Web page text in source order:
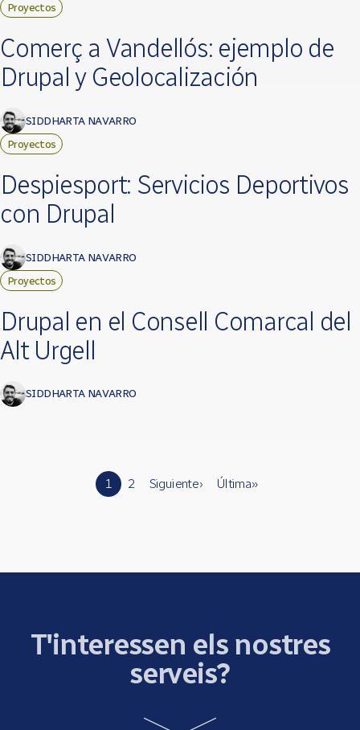
Proyectos
Comerç a Vandellós: ejemplo de
Drupal y Geolocalización
SIDDHARTA NAVARRO
Proyectos
Despiesport: Servicios Deportivos
con Drupal
SIDDHARTA NAVARRO
Proyectos
Drupal en el Consell Comarcal del
Alt Urgell
SIDDHARTA NAVARRO
1 2 Siguiente › Última »
T'interessen els nostres
serveis?